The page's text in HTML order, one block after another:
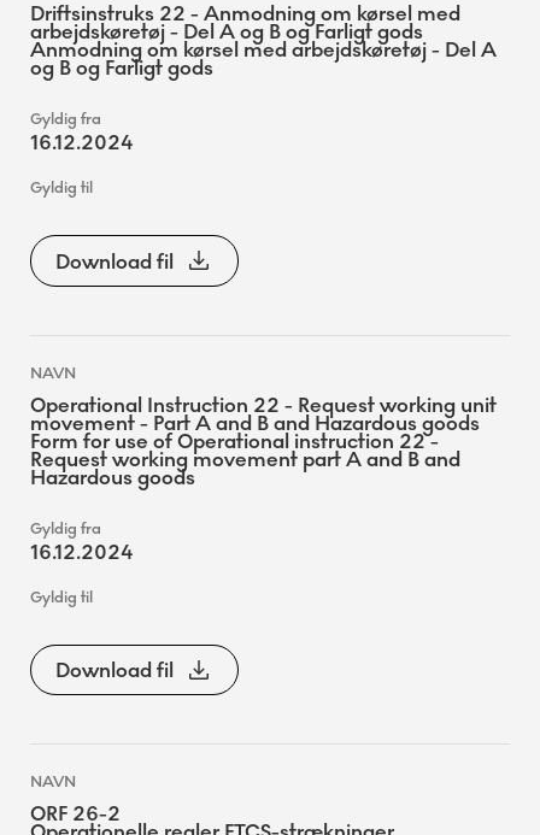
Driftsinstruks 22 - Anmodning om kørsel med
arbejdskøretøj - Del A og B og Farligt gods
Anmodning om kørsel med arbejdskøretøj - Del A
og B og Farligt gods
16.12.2024
Download fil
Operational Instruction 22 - Request working unit
movement - Part A and B and Hazardous goods
Form for use of Operational instruction 22 -
Request working movement part A and B and
Hazardous goods
16.12.2024
Download fil
ORF 26-2